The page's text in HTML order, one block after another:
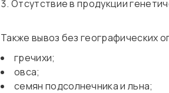
Отсутствие в продукции
Также вывоз без географических
гречихи;
овса;
семян подсолнечника и льна;